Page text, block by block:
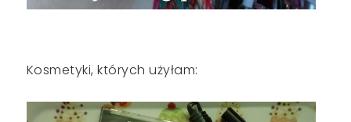
Kosmetyki, których użyłam: